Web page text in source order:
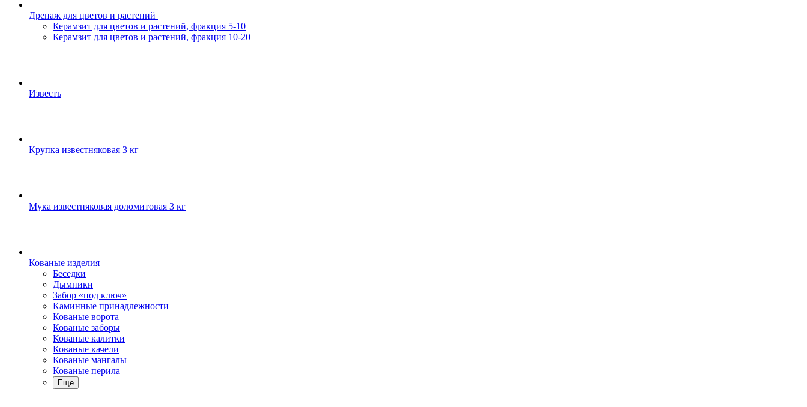
Дренаж для цветов и растений
Керамзит для цветов и растений, фракция 5-10
Керамзит для цветов и растений, фракция 10-20
Известь
Крупка известняковая 3 кг
Мука известняковая доломитовая 3 кг
Кованые изделия
Беседки
Дымники
Забор «под ключ»
Каминные принадлежности
Кованые ворота
Кованые заборы
Кованые калитки
Кованые качели
Кованые мангалы
Кованые перила
Еще